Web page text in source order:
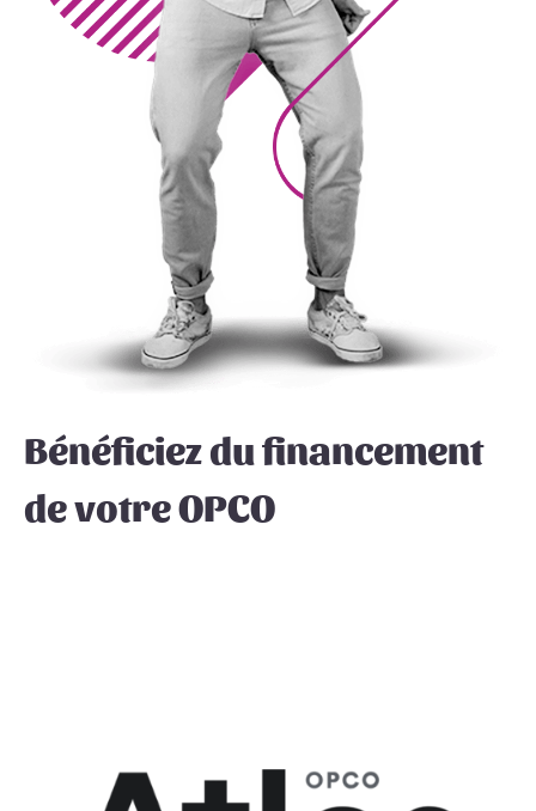
Bénéficiez du financement
de votre OPCO